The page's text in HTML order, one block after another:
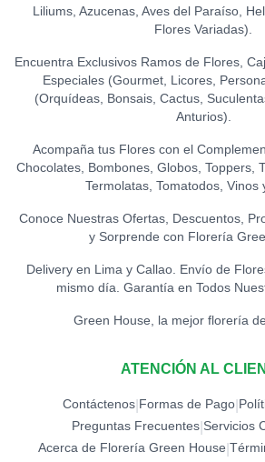
Liliums, Azucenas, Aves del Paraíso,
Flores Variadas).
Encuentra Exclusivos Ramos de Flores,
Especiales (Gourmet, Licores,
(Orquídeas, Bonsais, Cactus,
Anturios).
Acompaña tus Flores con el
Chocolates, Bombones, Globos, Toppers,
Termolatas, Tomatodos, Vinos
Conoce Nuestras Ofertas, Descuentos,
y Sorprende con Florería
Delivery en Lima y Callao. Envío de
mismo día. Garantía en Todos
Green House, la mejor florería
ATENCIÓN AL
Contáctenos| Formas de Pago|
Preguntas Frecuentes| Servicios
Acerca de Florería Green House